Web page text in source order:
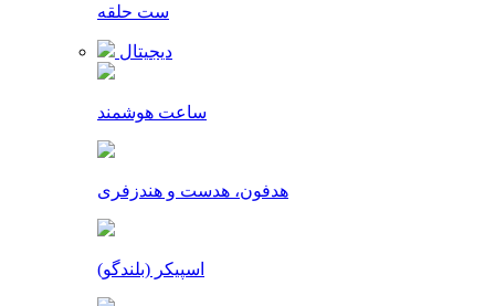
ست حلقه
دیجیتال
ساعت هوشمند
هدفون، هدست و هندزفری
اسپیکر (بلندگو)